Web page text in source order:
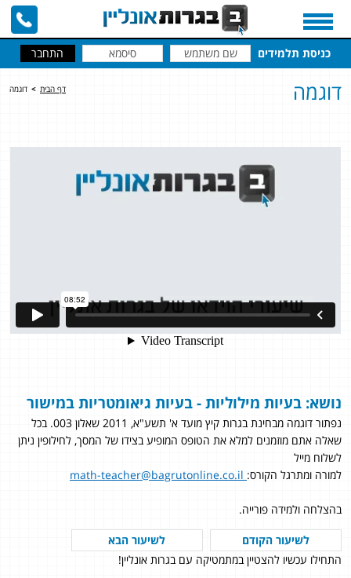
כניסת תלמידים
דף הבית > דוגמה דוגמה
נושא: בעיות מילוליות - בעיות גיאומטריות במישור
נפתור דוגמה מבחינת בגרות קיץ מועד א' תשע"א, 2011 שאלון 003. בכל
שאלה אתם מוזמנים למלא את הטופס המופיע בצידו של המסך, לחילופין ניתן
לשלוח מייל
למורה ומתרגל הקורס:
בהצלחה ולמידה פורייה.
לשיעור הקודם
לשיעור הבא
התחילו עכשיו להצטיין במתמטיקה עם בגרות אונליין!